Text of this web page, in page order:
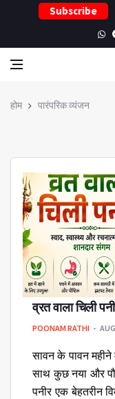
Subscribe
होम पारंपरिक व्यंजन
व्रत वाला चिली
POONAM RATHI
सावन के पावन महीने
साथ कुछ नया और
पनीर एक बेहतरीन